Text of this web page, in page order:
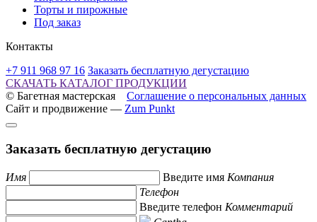
Торты и пирожные
Под заказ
Контакты
+7 911 968 97 16 Заказать бесплатную дегустацию
СКАЧАТЬ КАТАЛОГ ПРОДУКЦИИ
© Багетная мастерская
Соглашение о персональных данных
Сайт и продвижение — Zum Punkt
Заказать бесплатную дегустацию
Имя Введите имя Компания
Телефон
Введите телефон Комментарий